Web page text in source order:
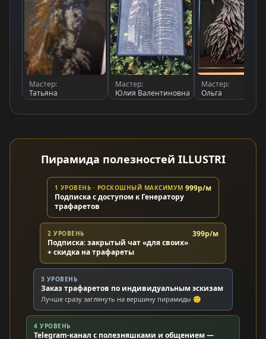
Мастер:
Татьяна
Мастер:
Юлия Валентиновна
Мастер:
Ольга
Пирамида полезностей ILLUSTRI
1 УРОВЕНЬ · РОСКОШНЫЙ МАКСИМУМ
Подписка с доступом к Генератору
трафаретов
999р/м
2 УРОВЕНЬ
Подписка: закрытый чат «для своих»
+ скидка на трафареты
399р/м
3 УРОВЕНЬ
Заказ трафаретов по индивидуальным эскизам
Лучше сразу заглянуть на вершину пирамиды 🙂
4 УРОВЕНЬ
Telegram-канал с полезняшками и общением —